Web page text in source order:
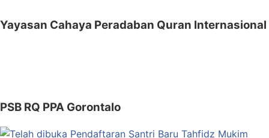
Yayasan Cahaya Peradaban Quran Internasional
PSB RQ PPA Gorontalo